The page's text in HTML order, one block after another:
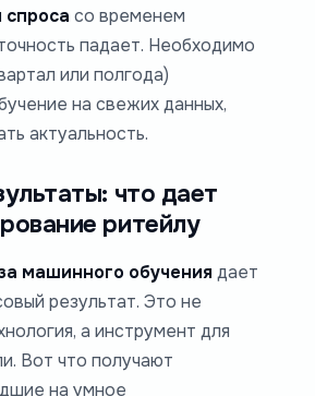
спроса со временем
падает. Необходимо
или полгода)
на свежих данных,
актуальность.
что дает
ритейлу
машинного обучения дает
результат. Это не
а инструмент для
Вот что получают
на умное